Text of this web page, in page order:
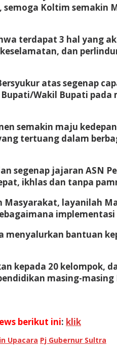
Koltim
terdapat 3 hal yang
dan
atas segenap
Wakil Bupati
semakin maju
tertuang dalam
segenap jajaran
ikhlas dan tanpa
Masyarakat, layanilah
implementasi
menyalurkan bantuan
kepada 20 kelompok,
masing-masing
berikut ini: klik
Upacara Pj Gubernur Sultra